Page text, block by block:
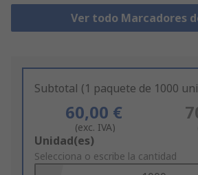
Ver todo Marcadores
Subtotal (1 paquete de 1000
60,00 €
(exc. IVA)
Add
to
Unidad(es)
Selecciona o escribe la cantidad